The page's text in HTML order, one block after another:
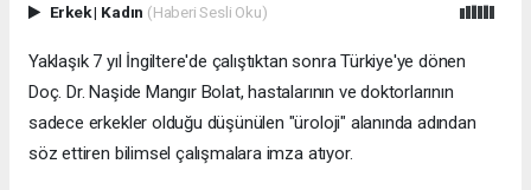
Erkek| Kadın (Haberi Sesli Oku)
Yaklaşık 7 yıl İngiltere'de çalıştıktan sonra Türkiye'ye dönen
Doç. Dr. Naşide Mangır Bolat, hastalarının ve doktorlarının
sadece erkekler olduğu düşünülen "üroloji" alanında adından
söz ettiren bilimsel çalışmalara imza atıyor.